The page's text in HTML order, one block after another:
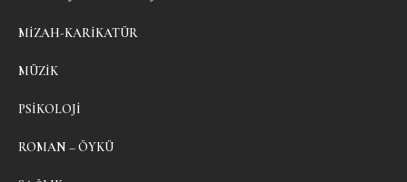
MIZAH-KARIKATÜR
MÜZIK
PSIKOLOJI
ROMAN – ÖYKÜ